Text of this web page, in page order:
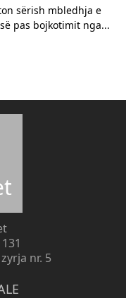
sërish mbledhja e
pas bojkotimit nga...
nr. 5